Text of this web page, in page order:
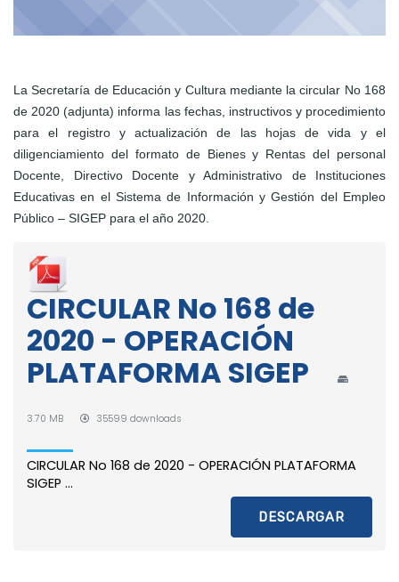
La Secretaría de Educación y Cultura mediante la circular No 168
de 2020 (adjunta) informa las fechas, instructivos y procedimiento
para el registro y actualización de las hojas de vida y el
diligenciamiento del formato de Bienes y Rentas del personal
Docente, Directivo Docente y Administrativo de Instituciones
Educativas en el Sistema de Información y Gestión del Empleo
Público – SIGEP para el año 2020.
CIRCULAR No 168 de
2020 - OPERACIÓN
PLATAFORMA SIGEP
3.70 MB 35599 downloads
CIRCULAR No 168 de 2020 - OPERACIÓN PLATAFORMA
SIGEP ...
DESCARGAR